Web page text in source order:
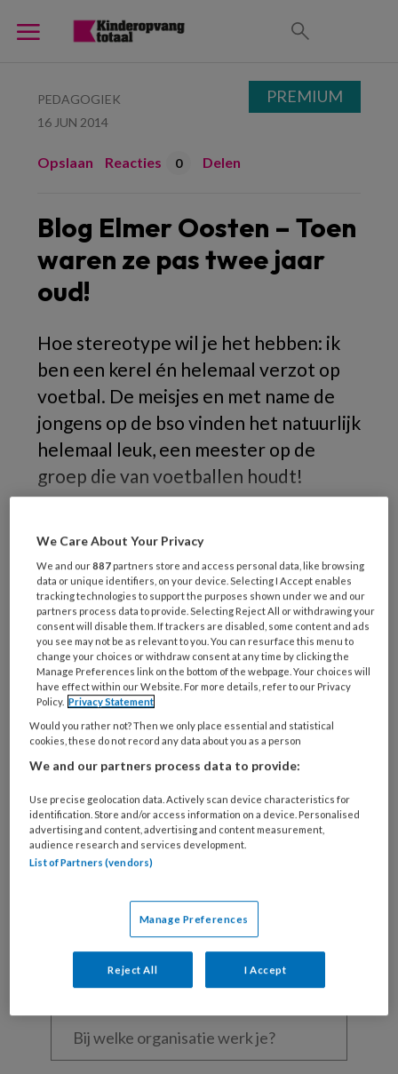
PEDAGOGIEK
16 JUN 2014
Opslaan Reacties 0 Delen
Blog Elmer Oosten – Toen
waren ze pas twee jaar
oud!
Hoe stereotype wil je het hebben: ik
ben een kerel én helemaal verzot op
voetbal. De meisjes en met name de
jongens op de bso vinden het natuurlijk
helemaal leuk, een meester op de
groep die van voetballen houdt!
REGISTREREN
Wil je dit artikel lezen?
Maak gratis een account aan en lees 2
artikelen gratis per maand
Al een account of abonnement?Log dan in
Wat
is
je
e-
Kies
wachtwoord* *
functie *
Bij
welke
PREMIUM
We Care About Your Privacy
We and our887 partners store and access personal data, like browsing
data or unique identifiers, on your device. Selecting I Accept enables
tracking technologies to support the purposes shown under we and our
partners process data to provide. Selecting Reject All or withdrawing your
consent will disable them. If trackers are disabled, some content and ads
you see may not be as relevant to you. You can resurface this menu to
change your choices or withdraw consent at any time by clicking the
Manage Preferences link on the bottom of the webpage. Your choices will
have effect within our Website. For more details, refer to our Privacy
Policy. Privacy Statement
Would you rather not? Then we only place essential and statistical
cookies, these do not record any data about you as a person
We and our partners process data to provide:
Use precise geolocation data. Actively scan device characteristics for
identification. Store and/or access information on a device. Personalised
advertising and content, advertising and content measurement,
audience research and services development.
List of Partners (vendors)
Manage Preferences
Reject All I Accept